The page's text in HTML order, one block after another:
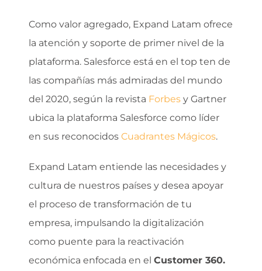
Como valor agregado, Expand Latam ofrece
la atención y soporte de primer nivel de la
plataforma. Salesforce está en el top ten de
las compañías más admiradas del mundo
del 2020, según la revista Forbes y Gartner
ubica la plataforma Salesforce como líder
en sus reconocidosCuadrantes Mágicos.
Expand Latam entiende las necesidades y
cultura de nuestros países y desea apoyar
el proceso de transformación de tu
empresa, impulsando la digitalización
como puente para la reactivación
económica enfocada en elCustomer 360.